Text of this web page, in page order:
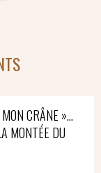
CRÂNE »…
MONTÉE DU